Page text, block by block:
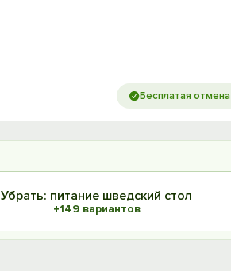
Бесплатая отмена
Убрать: питание шведский стол
+149 вариантов